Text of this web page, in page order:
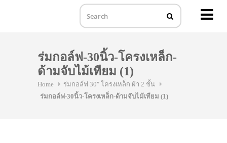
ร่มกอล์ฟ-30นิ้ว-โครงเหล็ก-
ด้ามจับไม้เทียม (1)
Home
ร่มกอล์ฟ 30″ โครงเหล็ก ผ้า 2 ชั้น
ร่มกอล์ฟ-30นิ้ว-โครงเหล็ก-ด้ามจับไม้เทียม (1)